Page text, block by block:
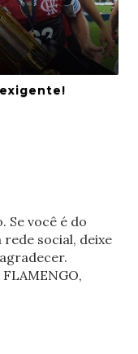
Se você é do
social, deixe